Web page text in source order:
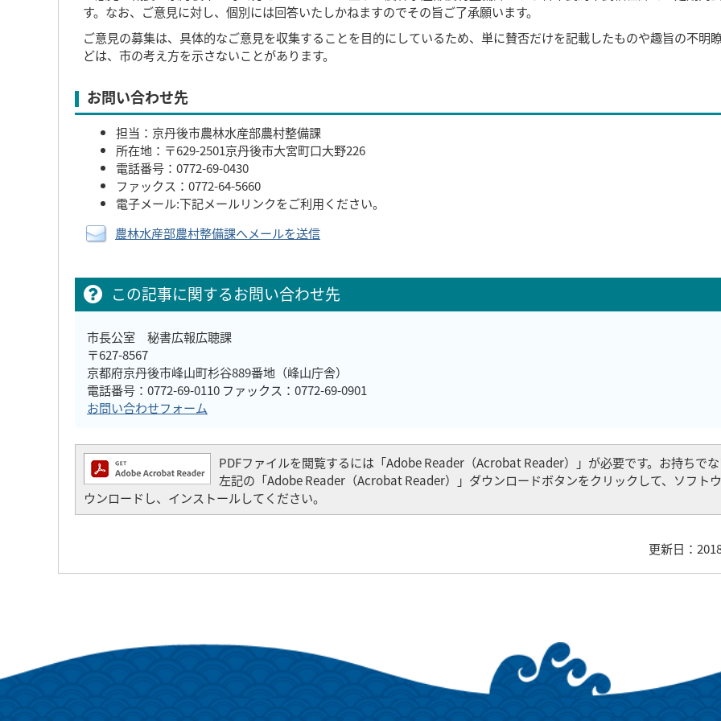
す。なお、ご意見に対し、個別には回答いたしかねますのでその旨ご了承願います。
ご意見の募集は、具体的なご意見を収集することを目的にしているため、単に賛否だけを記載したものや趣旨の不明
どは、市の考え方を示さないことがあります。
お問い合わせ先
担当：京丹後市農林水産部農村整備課
所在地：〒629-2501京丹後市大宮町口大野226
電話番号：0772-69-0430
ファックス：0772-64-5660
電子メール:下記メールリンクをご利用ください。
農林水産部農村整備課へメールを送信
この記事に関するお問い合わせ先
市長公室 秘書広報広聴課
〒627-8567
京都府京丹後市峰山町杉谷889番地（峰山庁舎）
電話番号：0772-69-0110 ファックス：0772-69-0901
お問い合わせフォーム
PDFファイルを閲覧するには「Adobe Reader（Acrobat Reader）」が必要です。お持ちでな
左記の「Adobe Reader（Acrobat Reader）」ダウンロードボタンをクリックして、ソフト
ウンロードし、インストールしてください。
更新日：